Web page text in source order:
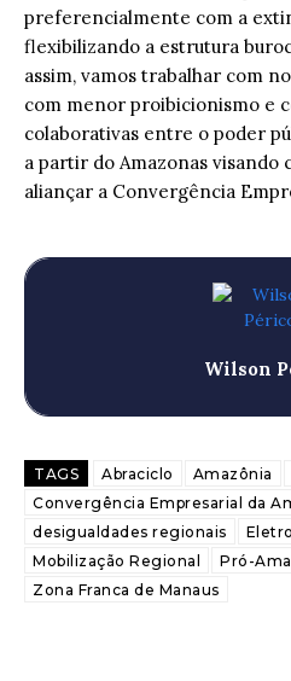
preferencialmente com a
flexibilizando a estrutura
assim, vamos trabalhar com
com menor proibicionismo e
colaborativas entre o poder
a partir do Amazonas visando
aliançar a Convergência
Wilson
TAGS Abraciclo Amazônia
Convergência Empresarial da
desigualdades regionais
Mobilização Regional
Pró-
Zona Franca de Manaus